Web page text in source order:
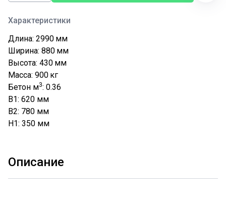
Характеристики
Длина: 2990 мм
Ширина: 880 мм
Высота: 430 мм
Масса: 900 кг
Бетон м3: 0.36
B1: 620 мм
B2: 780 мм
H1: 350 мм
Описание